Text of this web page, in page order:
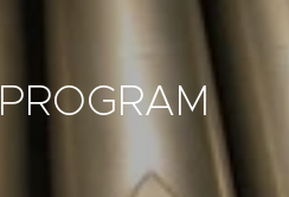
PROGRAM